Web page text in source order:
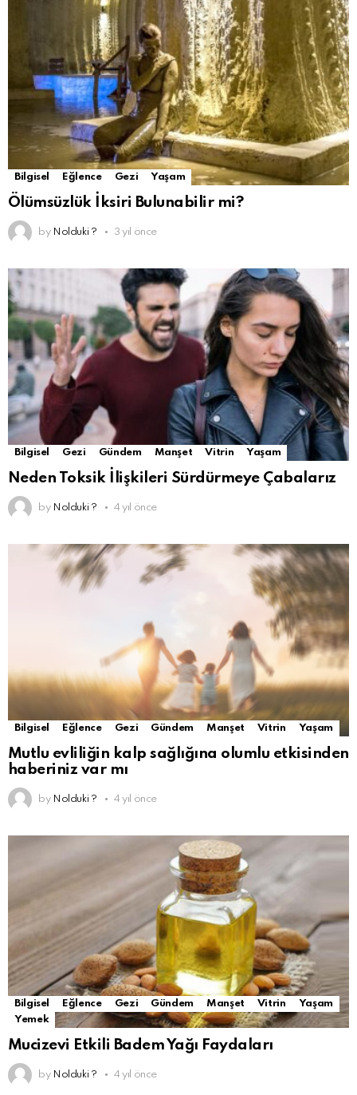
Bilgisel Eğlence Gezi Yaşam
Ölümsüzlük İksiri Bulunabilir mi?
by Nolduki ? 3 yıl önce
Bilgisel Gezi Gündem Manşet Vitrin Yaşam
Neden Toksik İlişkileri Sürdürmeye Çabalarız
by Nolduki ? 4 yıl önce
Bilgisel Eğlence Gezi Gündem Manşet Vitrin Yaşam
Mutlu evliliğin kalp sağlığına olumlu etkisinden
haberiniz var mı
by Nolduki ? 4 yıl önce
Bilgisel Eğlence Gezi Gündem Manşet Vitrin
Yaşam
Yemek
Mucizevi Etkili Badem Yağı Faydaları
by Nolduki ? 4 yıl önce